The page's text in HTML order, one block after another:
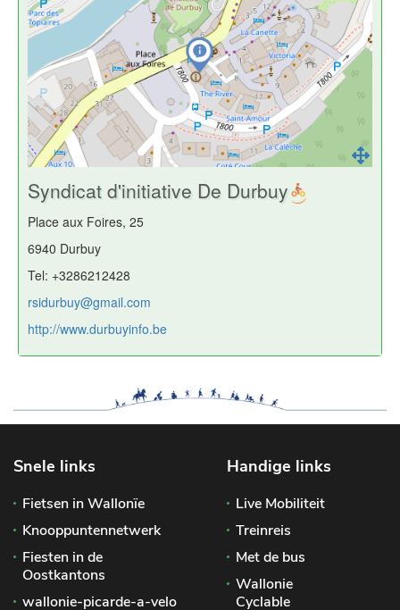
Syndicat d'initiative De Durbuy
Place aux Foires, 25
6940 Durbuy
Tel: +3286212428
rsidurbuy@gmail.com
http://www.durbuyinfo.be
Snele links
Fietsen in Wallonïe
Knooppuntennetwerk
Fiesten in de
Oostkantons
wallonie-picarde-a-velo
Handige links
Live Mobiliteit
Treinreis
Met de bus
Wallonie
Cyclable